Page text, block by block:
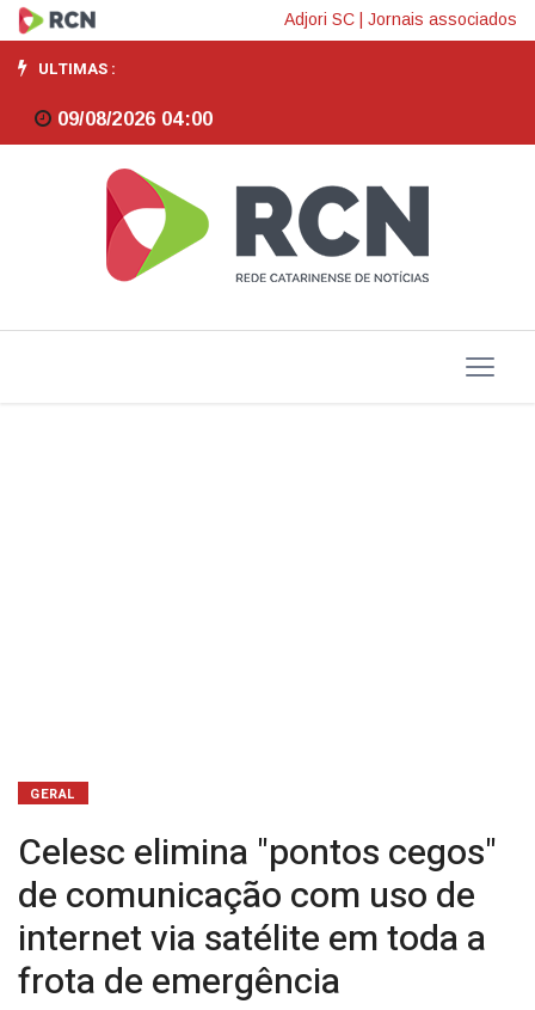
Celesc
elimina
"pontos
cegos"
comunicação
com
frota
de
emergência
Adjori SC Jornais associados
ULTIMAS :
09/08/2026 04:00
GERAL
Celesc elimina "pontos cegos"
de comunicação com uso de
internet via satélite em toda a
frota de emergência